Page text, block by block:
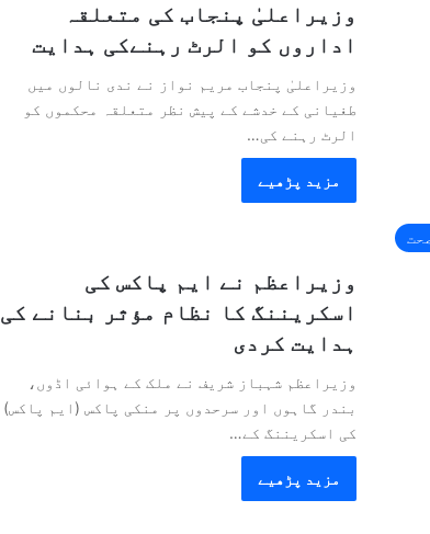
وزیراعلیٰ پنجاب کی متعلقہ
اداروں کو الرٹ رہنےکی ہدایت
وزیراعلیٰ پنجاب مریم نواز نے ندی نالوں میں
طغیانی کے خدشے کے پیش نظر متعلقہ محکموں کو
الرٹ رہنے کی…
مزید پڑھیے
وزیراعظم نے ایم پاکس کی
اسکریننگ کا نظام مؤثر بنانے کی
ہدایت کردی
وزیراعظم شہباز شریف نے ملک کے ہوائی اڈوں،
بندر گاہوں اور سرحدوں پر منکی پاکس (ایم پاکس)
کی اسکریننگ کے…
مزید پڑھیے